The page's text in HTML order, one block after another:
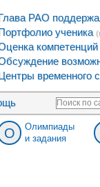
Глава РАО
Портфолио ученика
Центры временного
О
Олимпиады
и задания